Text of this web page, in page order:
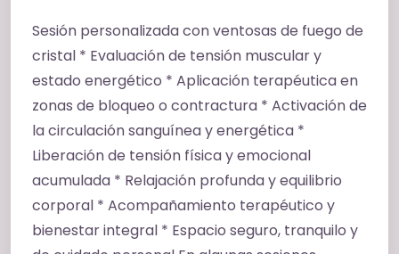
tensiones internas que muchas veces quedan
reflejadas en el cuerpo físico. Muchas personas
experimentan una sensación de ligereza,
calma, descanso profundo y liberación
emocional después de la sesión. Es una terapia
especialmente recomendada para personas
que sufren: * Estrés y ansiedad * Insomnio o
dificultad para descansar * Contracturas y
tensión muscular * Cansancio físico y
Sesión personalizada con ventosas de fuego de
cristal * Evaluación de tensión muscular y
estado energético * Aplicación terapéutica en
zonas de bloqueo o contractura * Activación de
la circulación sanguínea y energética *
Liberación de tensión física y emocional
acumulada * Relajación profunda y equilibrio
corporal * Acompañamiento terapéutico y
bienestar integral * Espacio seguro, tranquilo y